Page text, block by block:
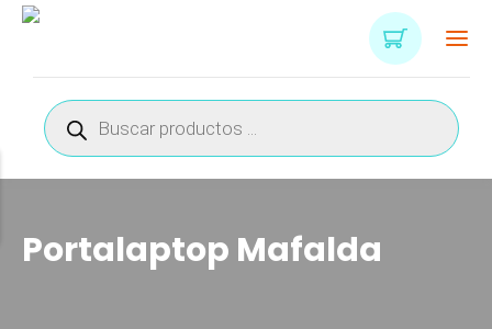
Búsqueda
de
productos
Portalaptop Mafalda